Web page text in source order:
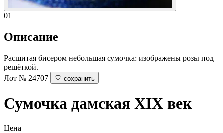
01
Описание
Расшитая бисером небольшая сумочка: изображены розы под
решёткой.
Лот № 24707
сохранить
Сумочка дамская XIX век
Цена